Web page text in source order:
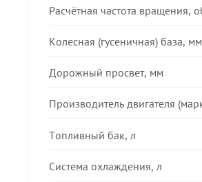
Расчётная частота вращения,
Колесная (гусеничная) база, мм
Дорожный просвет, мм
Производитель двигателя
Топливный бак, л
Система охлаждения, л